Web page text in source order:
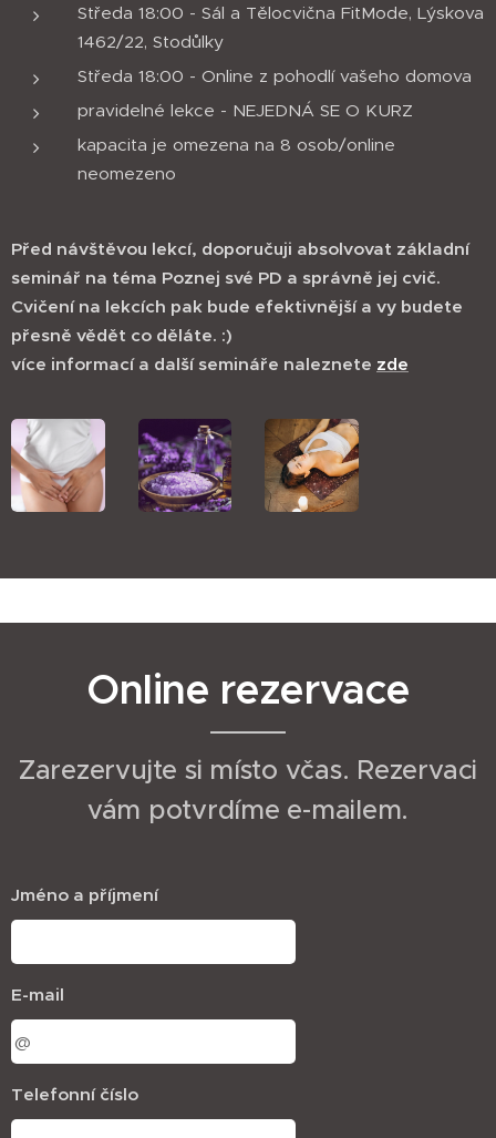
Středa 18:00 - Sál a Tělocvična FitMode, Lýskova
1462/22, Stodůlky
Středa 18:00 - Online z pohodlí vašeho domova
pravidelné lekce - NEJEDNÁ SE O KURZ
kapacita je omezena na 8 osob/online
neomezeno
Před návštěvou lekcí, doporučuji absolvovat základní
seminář na téma Poznej své PD a správně jej cvič.
Cvičení na lekcích pak bude efektivnější a vy budete
přesně vědět co děláte. :)
více informací a další semináře naleznete zde
Online rezervace
Zarezervujte si místo včas. Rezervaci
vám potvrdíme e-mailem.
Jméno a příjmení
E-mail
Telefonní číslo